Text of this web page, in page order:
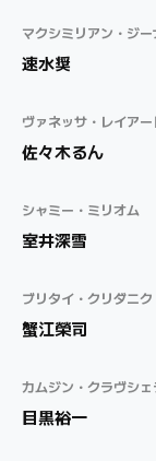
マクシミリアン・ジー
速水奨
ヴァネッサ・レイアー
佐々木るん
シャミー・ミリオム
室井深雪
ブリタイ・クリダニク
蟹江榮司
カムジン・クラヴシェ
目黒裕一